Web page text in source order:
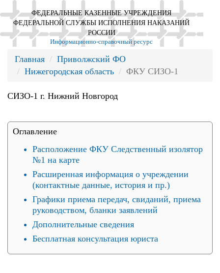
ФЕДЕРАЛЬНЫЕ КАЗЕННЫЕ УЧРЕЖДЕНИЯ
ФЕДЕРАЛЬНОЙ СЛУЖБЫ ИСПОЛНЕНИЯ НАКАЗАНИЙ
РОССИИ
Информационно-справочный ресурс
Главная
Приволжский ФО
Нижегородская область
ФКУ СИЗО-1
СИЗО-1 г. Нижний Новгород
Оглавление
Расположение ФКУ Следственный изолятор
№1 на карте
Расширенная информация о учреждении
(контактные данные, история и пр.)
Графики приема передач, свиданий, приема
руководством, бланки заявлений
Дополнительные сведения
Бесплатная консультация юриста